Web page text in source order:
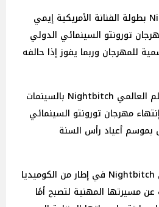
الفيلم العالمي Nightbitch بطولة الفنانة الأمريكية إيمي
تورونتو السينمائي الدولي
للمهرجان وربما يفوز إذا حالفه
ومن المقرر أن يُعرض الفيلم العالمي Nightbitch بالسينمات
2024 بعد إنتهاء مهرجان تورونتو السينمائي
للحاق بموسم أعياد رأس السنة
تدور قصة الفيلم العالمي Nightbitch في إطار من الكوميديا
عن مسيرتها المهنية لتصبح أمًا